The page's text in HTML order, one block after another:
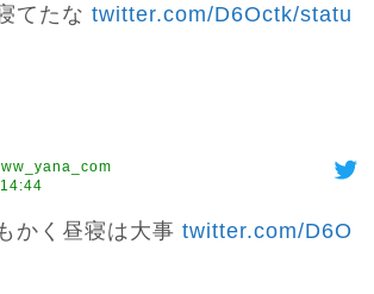
てたな twitter.com/D6Octk/statu
かく昼寝は大事 twitter.com/D6O